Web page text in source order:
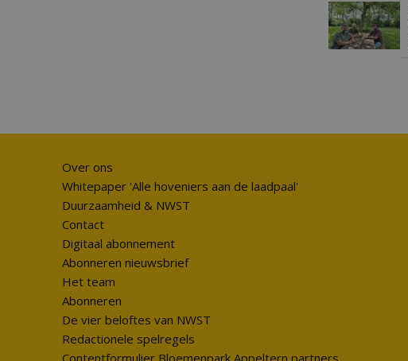
Over ons
Whitepaper 'Alle hoveniers aan de laadpaal'
Duurzaamheid & NWST
Contact
Digitaal abonnement
Abonneren nieuwsbrief
Het team
Abonneren
De vier beloftes van NWST
Redactionele spelregels
Contentformulier Bloemenpark Appeltern partners